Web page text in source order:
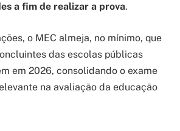
a fim de realizar a prova.
o MEC almeja, no mínimo, que
das escolas públicas
em 2026, consolidando o exame
na avaliação da educação